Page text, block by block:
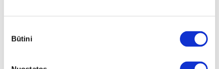
pasirinkimas
Būtini